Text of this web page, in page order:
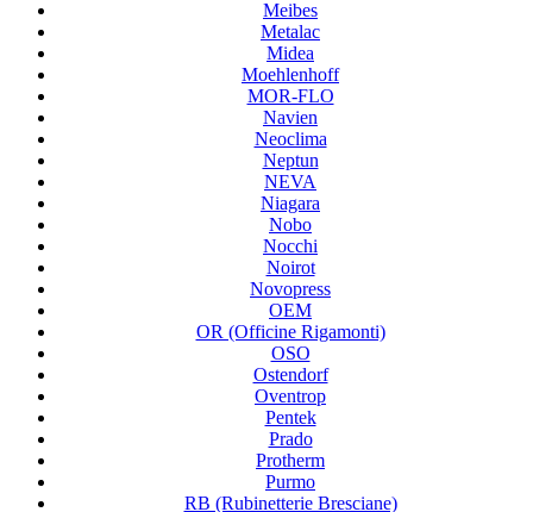
Meibes
Metalac
Midea
Moehlenhoff
MOR-FLO
Navien
Neoclima
Neptun
NEVA
Niagara
Nobo
Nocchi
Noirot
Novopress
OEM
OR (Officine Rigamonti)
OSO
Ostendorf
Oventrop
Pentek
Prado
Protherm
Purmo
RB (Rubinetterie Bresciane)